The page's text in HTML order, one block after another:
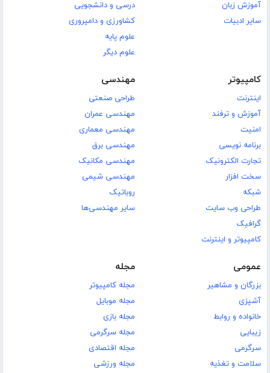
آموزش زبان
سایر ادبیات
درسی و دانشجویی
کشاورزی و دامپروری
علوم پایه
علوم دیگر
کامپیوتر
اینترنت
آموزش و ترفند
امنیت
برنامه نویسی
تجارت الکترونیک
سخت افزار
شبکه
طراحی وب سایت
گرافیک
کامپیوتر و اینترنت
مهندسی
طراحی صنعتی
مهندسی عمران
مهندسی معماری
مهندسی برق
مهندسی مکانیک
مهندسی شیمی
روباتیک
سایر مهندسی‌ها
عمومی
بزرگان و مشاهیر
آشپزی
خانواده و روابط
زیبایی
سرگرمی
سلامت و تغذیه
مجله
مجله کامپیوتر
مجله موبایل
مجله بازی
مجله سرگرمی
مجله اقتصادی
مجله ورزشی